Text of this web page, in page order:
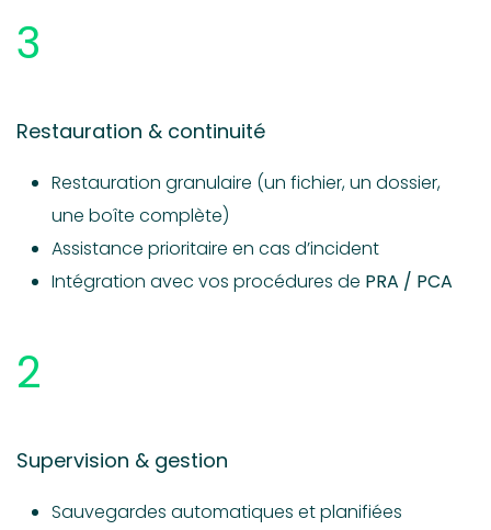
3
Restauration & continuité
Restauration granulaire (un fichier, un dossier,
une boîte complète)
Assistance prioritaire en cas d’incident
Intégration avec vos procédures de PRA / PCA
2
Supervision & gestion
Sauvegardes automatiques et planifiées